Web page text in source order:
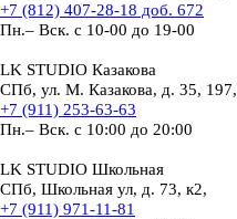
+7 (812) 407-28-18 доб. 672
Пн.– Вск. с 10-00 до 19-00
LK STUDIO Казакова
СПб, ул. М. Казакова, д. 35, 197,
+7 (911) 253-63-63
Пн.– Вск. с 10:00 до 20:00
LK STUDIO Школьная
СПб, Школьная ул, д. 73, к2,
+7 (911) 971-11-81